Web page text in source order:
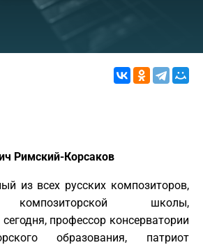
Римский-Корсаков
из всех русских композиторов,
композиторской школы,
профессор консерватории
образования, патриот